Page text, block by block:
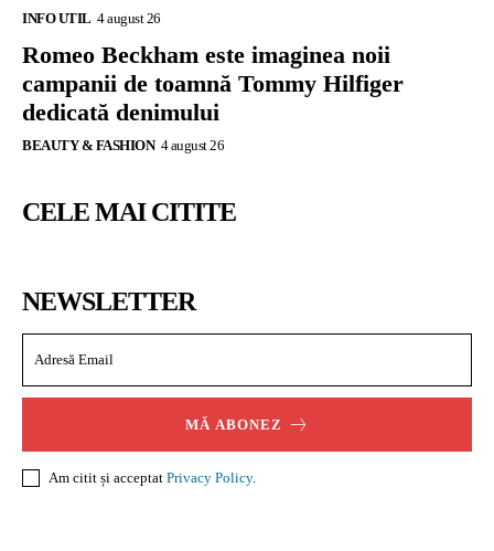
INFO UTIL 4 august 26
Romeo Beckham este imaginea noii
campanii de toamnă Tommy Hilfiger
dedicată denimului
BEAUTY & FASHION 4 august 26
CELE MAI CITITE
NEWSLETTER
MĂ ABONEZ
Am citit și acceptat Privacy Policy.